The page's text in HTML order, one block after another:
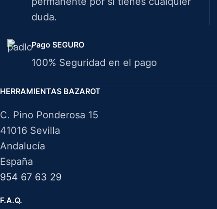
duda.
Pago SEGURO
100% Seguridad en el pago
HERRAMIENTAS BAZAROT
C. Pino Ponderosa 15
41016 Sevilla
Andalucía
España
954 67 63 29
F.A.Q.